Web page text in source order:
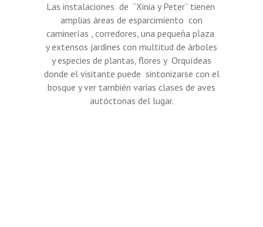
Las instalaciones de “Xinia y Peter” tienen
amplias áreas de esparcimiento con
caminerías , corredores, una pequeña plaza
y extensos jardines con multitud de árboles
y especies de plantas, flores y Orquídeas
donde el visitante puede sintonizarse con el
bosque y ver también varias clases de aves
autóctonas del lugar.